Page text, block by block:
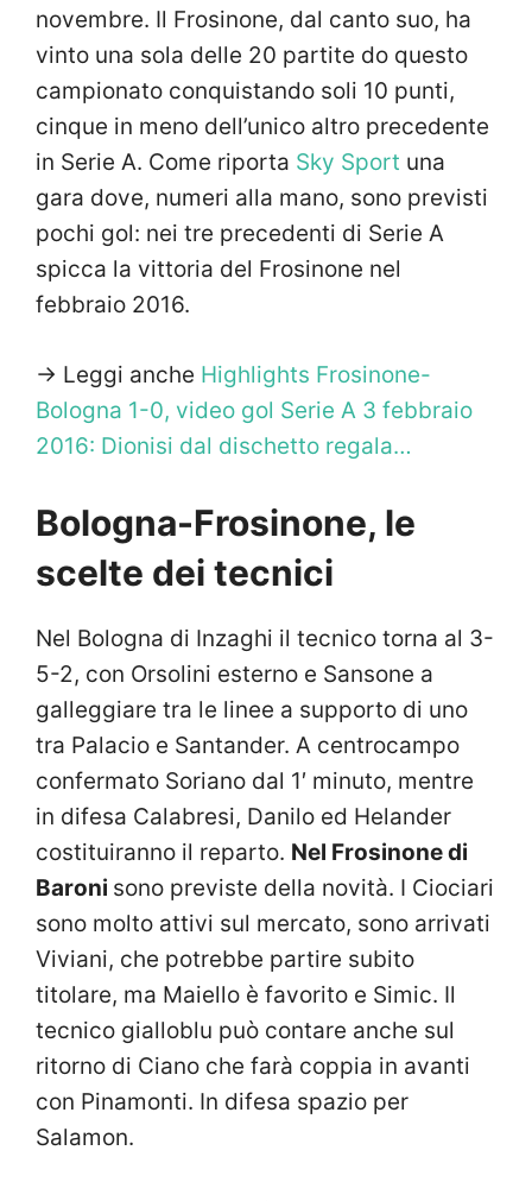
novembre. Il Frosinone, dal canto suo, ha
vinto una sola delle 20 partite do questo
campionato conquistando soli 10 punti,
cinque in meno dell’unico altro precedente
in Serie A. Come riporta Sky Sport una
gara dove, numeri alla mano, sono previsti
pochi gol: nei tre precedenti di Serie A
spicca la vittoria del Frosinone nel
febbraio 2016.
-> Leggi anche Highlights Frosinone-
Bologna 1-0, video gol Serie A 3 febbraio
2016: Dionisi dal dischetto regala…
Bologna-Frosinone, le
scelte dei tecnici
Nel Bologna di Inzaghi il tecnico torna al 3-
5-2, con Orsolini esterno e Sansone a
galleggiare tra le linee a supporto di uno
tra Palacio e Santander. A centrocampo
confermato Soriano dal 1′ minuto, mentre
in difesa Calabresi, Danilo ed Helander
costituiranno il reparto. Nel Frosinone di
Baroni sono previste della novità. I Ciociari
sono molto attivi sul mercato, sono arrivati
Viviani, che potrebbe partire subito
titolare, ma Maiello è favorito e Simic. Il
tecnico gialloblu può contare anche sul
ritorno di Ciano che farà coppia in avanti
con Pinamonti. In difesa spazio per
Salamon.